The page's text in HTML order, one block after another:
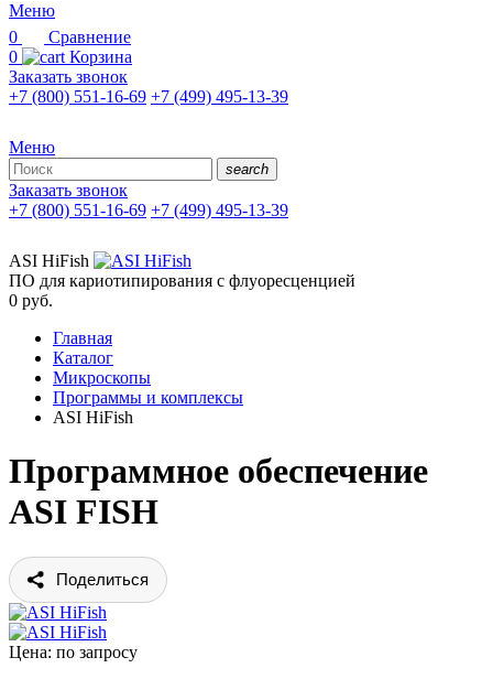
Меню
0
Сравнение
0
Корзина
Заказать звонок
+7 (800) 551-16-69 +7 (499) 495-13-39
Меню
search
Заказать звонок
+7 (800) 551-16-69 +7 (499) 495-13-39
ASI HiFish
ПО для кариотипирования с флуоресценцией
0 руб.
Главная
Каталог
Микроскопы
Программы и комплексы
ASI HiFish
Программное обеспечение
ASI FISH
Поделиться
Цена: по запросу